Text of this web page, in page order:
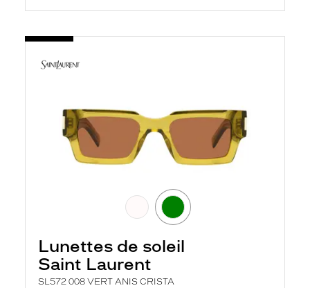
Lunettes de soleil
Saint Laurent
SL572 008 VERT ANIS CRISTA